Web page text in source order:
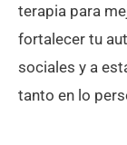
terapia para
fortalecer tu
sociales y a
tanto en lo